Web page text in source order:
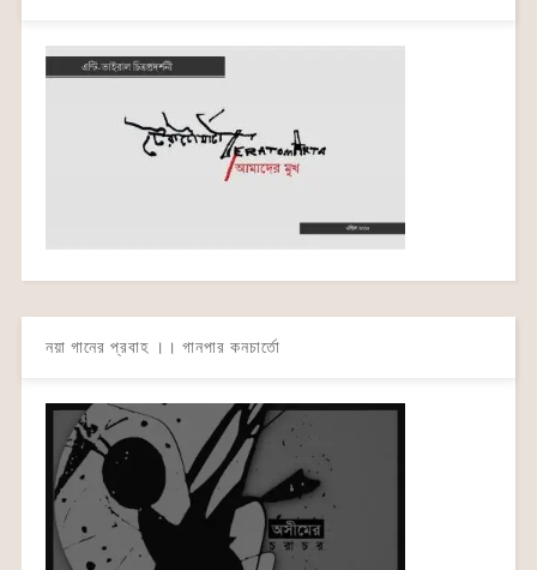
নয়া গানের প্রবাহ ।। গানপার কনচার্তো